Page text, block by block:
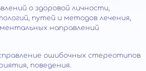
о здоровой личности,
путей и методов лечения,
направлений
ошибочных стереотипов
поведения.